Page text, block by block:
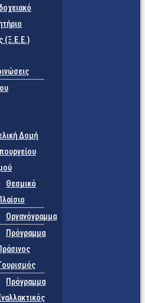
(Ξ.Ε.Ε.)
Δομή
Θεσμικό
Οργανόγραμμα
Πρόγραμμα
Πρόγραμμα